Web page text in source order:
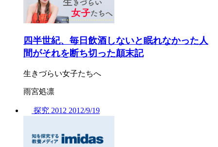
四半世紀、毎日飲酒しないと眠れなかった人
間がそれを断ち切った顛末記
生きづらい女子たちへ
雨宮処凛
探究 2012 2012/9/19